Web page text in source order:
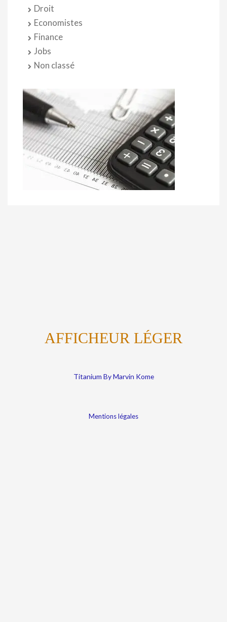
Droit
Economistes
Finance
Jobs
Non classé
AFFICHEUR LÉGER
Titanium By Marvin Kome
Mentions légales